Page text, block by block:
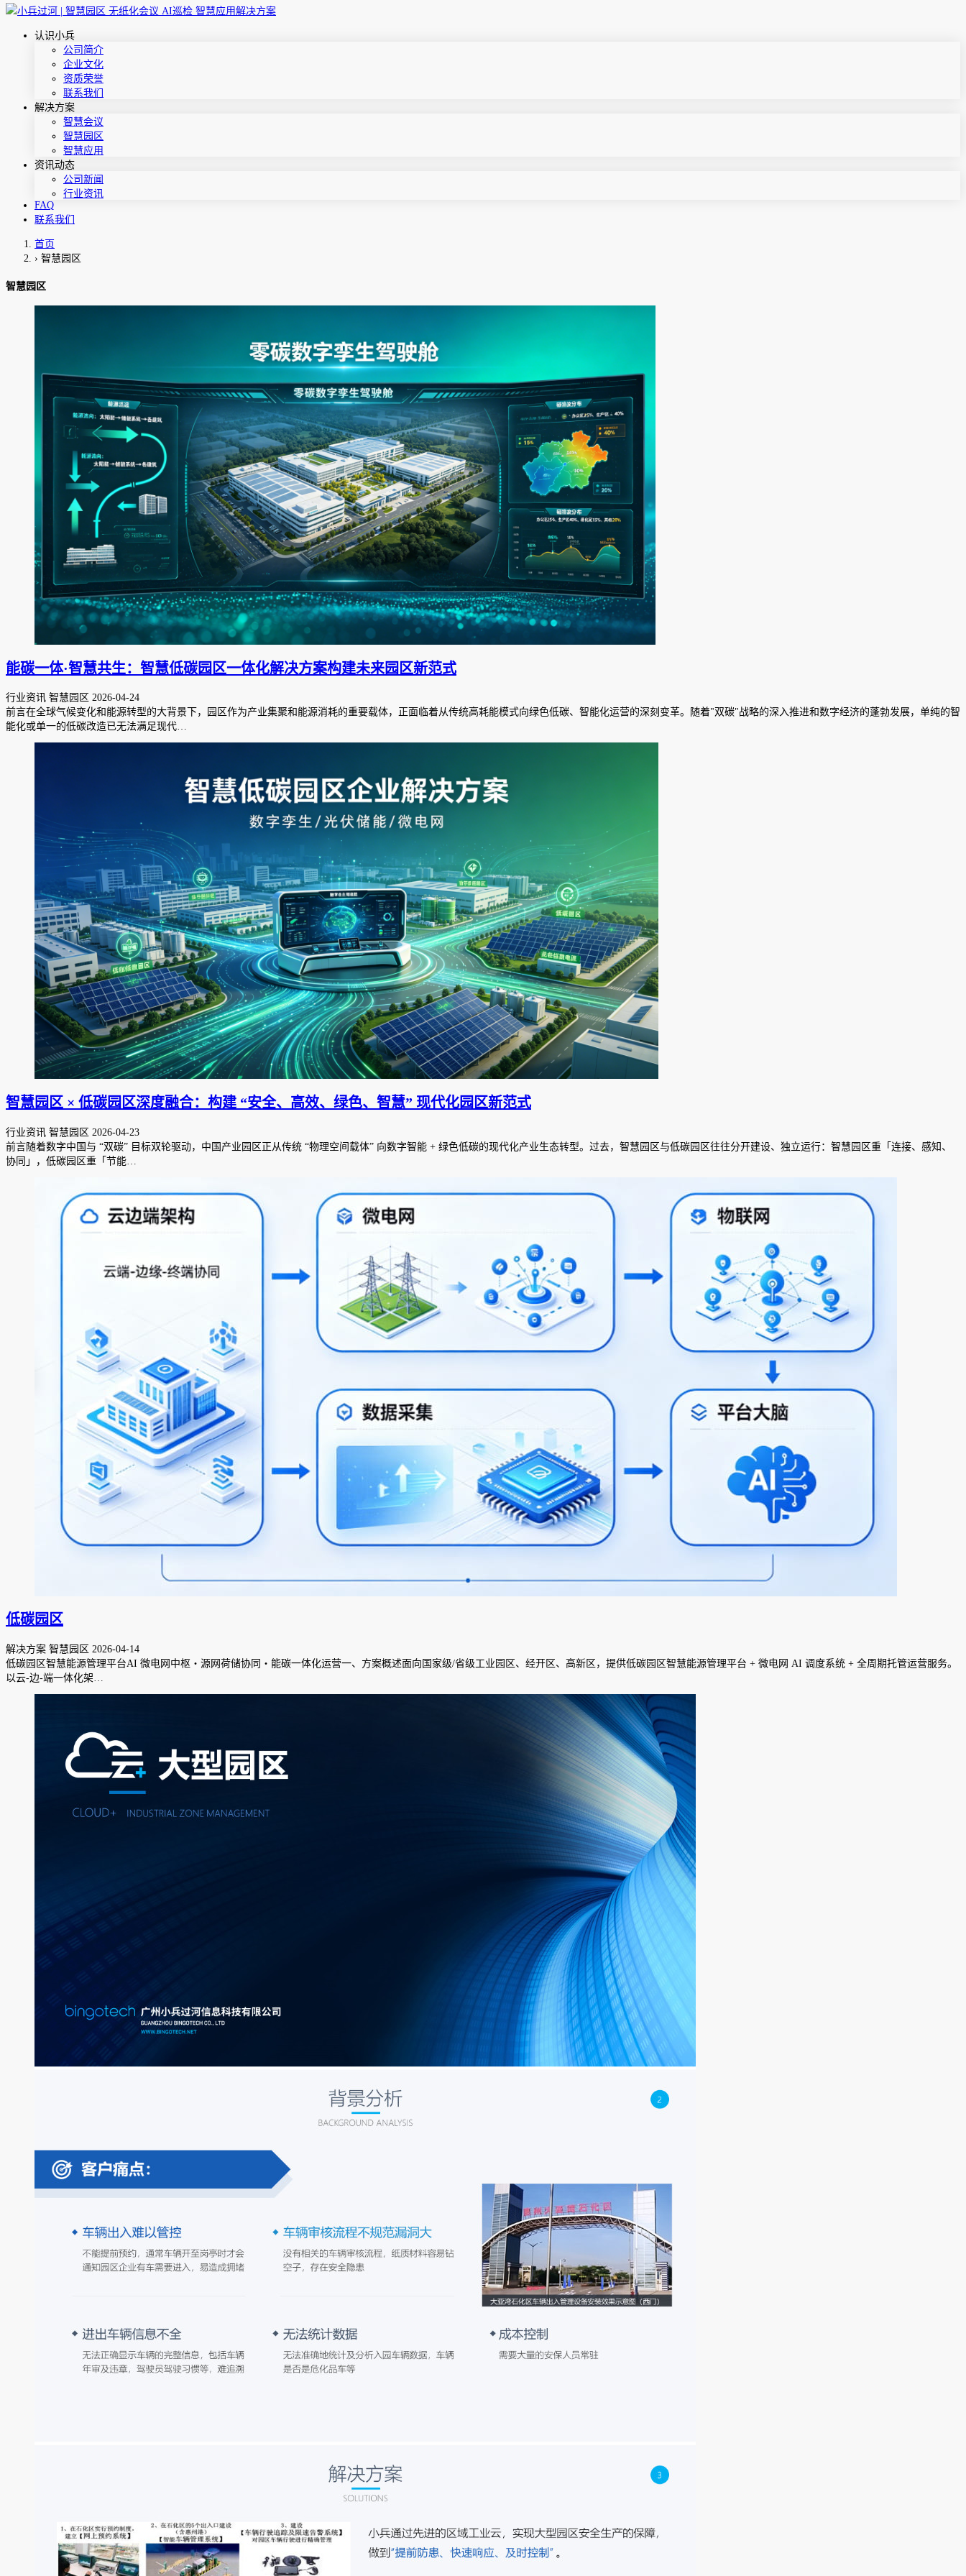
认识小兵
公司简介
企业文化
资质荣誉
联系我们
解决方案
智慧会议
智慧园区
智慧应用
资讯动态
公司新闻
行业资讯
FAQ
联系我们
首页
› 智慧园区
智慧园区
能碳一体·智慧共生：智慧低碳园区一体化解决方案构建未来园区新范式
行业资讯 智慧园区 2026-04-24
前言在全球气候变化和能源转型的大背景下，园区作为产业集聚和能源消耗的重要载体，正面临着从传统高耗能模式向绿色低碳、智能化运营的深刻变革。随着"双碳"战略的深入推进和数字经济的蓬勃发展，单纯的智
能化或单一的低碳改造已无法满足现代…
智慧园区 × 低碳园区深度融合：构建 “安全、高效、绿色、智慧” 现代化园区新范式
行业资讯 智慧园区 2026-04-23
前言随着数字中国与 “双碳” 目标双轮驱动，中国产业园区正从传统 “物理空间载体” 向数字智能 + 绿色低碳的现代化产业生态转型。过去，智慧园区与低碳园区往往分开建设、独立运行：智慧园区重「连接、感知、
协同」，低碳园区重「节能…
低碳园区
解决方案 智慧园区 2026-04-14
低碳园区智慧能源管理平台AI 微电网中枢・源网荷储协同・能碳一体化运营一、方案概述面向国家级/省级工业园区、经开区、高新区，提供低碳园区智慧能源管理平台 + 微电网 AI 调度系统 + 全周期托管运营服务。
以云-边-端一体化架…